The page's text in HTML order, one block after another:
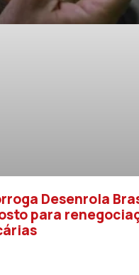
Desenrola
para